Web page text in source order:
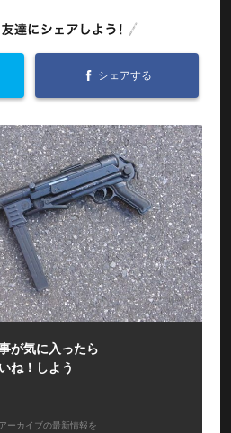
シェアする
が気に入ったら
ね！しよう
ーカイブの最新情報を